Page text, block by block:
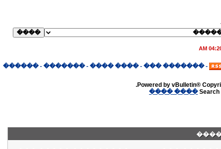
04:20
-
������� ���
-
���� ����
-
�������
-
������
Powered by vBulletin®
Search
���� ����